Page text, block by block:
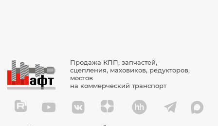
Продажа КПП, запчастей,
сцепления, маховиков, редукторов,
мостов
на коммерческий транспорт